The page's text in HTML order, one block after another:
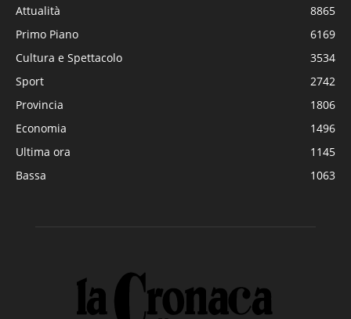
Attualità
8865
Primo Piano
6169
Cultura e Spettacolo
3534
Sport
2742
Provincia
1806
Economia
1496
Ultima ora
1145
Bassa
1063